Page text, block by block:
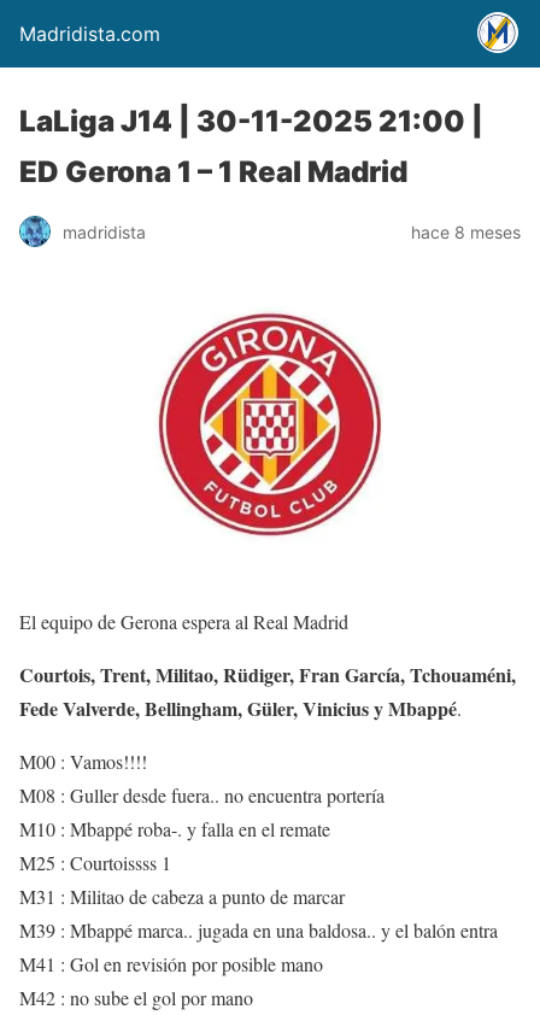
Madridista.com
LaLiga J14 | 30-11-2025 21:00 |
ED Gerona 1 – 1 Real Madrid
madridista hace 8 meses
El equipo de Gerona espera al Real Madrid
Courtois, Trent, Militao, Rüdiger, Fran García, Tchouaméni,
Fede Valverde, Bellingham, Güler, Vinicius y Mbappé.
M00 : Vamos!!!!
M08 : Guller desde fuera.. no encuentra portería
M10 : Mbappé roba-. y falla en el remate
M25 : Courtoissss 1
M31 : Militao de cabeza a punto de marcar
M39 : Mbappé marca.. jugada en una baldosa.. y el balón entra
M41 : Gol en revisión por posible mano
M42 : no sube el gol por mano